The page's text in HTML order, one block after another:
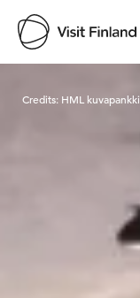
Credits: HML kuvapankki